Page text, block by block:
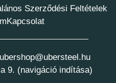
Szerződési Feltételek
Kapcsolat
ubershop@ubersteel.hu
9. (navigáció indítása)